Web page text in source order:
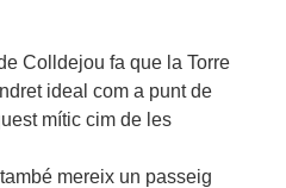
Colldejou fa que la Torre
ideal com a punt de
mític cim de les
mereix un passeig